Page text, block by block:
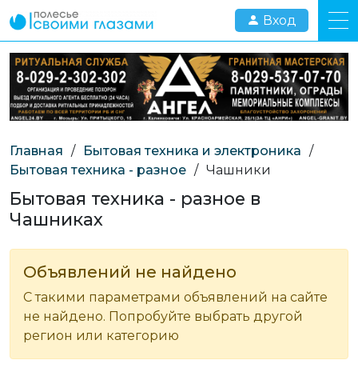
Вход
Главная / Бытовая техника и электроника /
Бытовая техника - разное / Чашники
Бытовая техника - разное в
Чашниках
Объявлений не найдено
С такими параметрами объявлений на сайте
не найдено. Попробуйте выбрать другой
регион или категорию